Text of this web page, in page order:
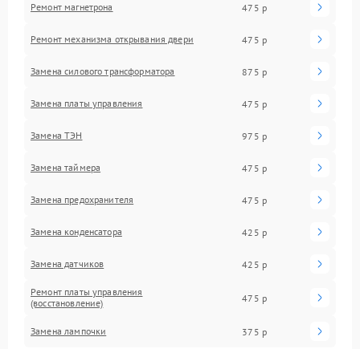
Ремонт магнетрона 475 р
Ремонт механизма открывания двери 475 р
Замена силового трансформатора 875 р
Замена платы управления 475 р
Замена ТЭН 975 р
Замена таймера 475 р
Замена предохранителя 475 р
Замена конденсатора 425 р
Замена датчиков 425 р
Ремонт платы управления
(восстановление)
475 р
Замена лампочки 375 р